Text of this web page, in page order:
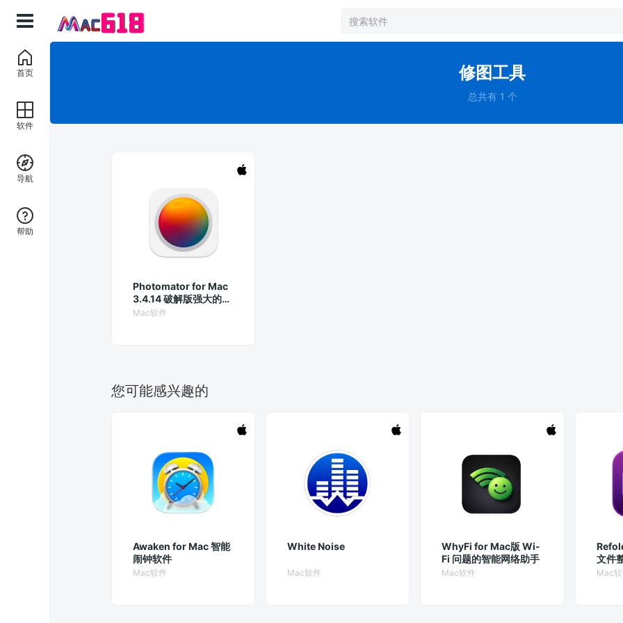
修图工具
总共有 1 个
Photomator for Mac
3.4.14 破解版强大的修
图工具
Mac软件
您可能感兴趣的
Awaken for Mac 智能
闹钟软件
Mac软件
White Noise
Mac软件
WhyFi for Mac版 Wi-
Fi 问题的智能网络助手
Mac软件
文件
Mac
首页
软件
导航
帮助